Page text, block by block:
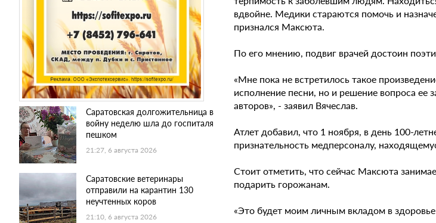
Саратовская долгожительница в
войну неделю шла до госпиталя
пешком
21:27, 6 августа 2026
Саратовские ветеринары
отправили на карантин 130
неучтенных коров
21:10, 6 августа 2026
вдвойне. Медики стараются помочь и
признался Максюта.
По его мнению, подвиг врачей достоин
«Мне пока не встретилось такое
исполнение песни, но и решение вопроса ее
авторов», - заявил Вячеслав.
Атлет добавил, что 1 ноября, в день 100-
признательность медперсоналу,
Стоит отметить, что сейчас Максюта
подарить горожанам.
«Это будет моим личным вкладом в